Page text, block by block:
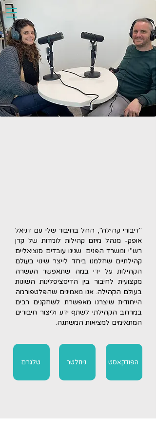
"דיבורי קהילה", החל בחיבור שלי עם דניאל
אופק- מנהל מיזם קהילות לומדות של קרן
רש"י ומשרד הפנים. שנינו עובדים סוציאליים
קהילתיים שחלמנו ביחד לייצר שינוי בעולם
הקהילות על ידי במה שתאפשר העשרה
מקצועית לחיבור בין הדיסציפלינות השונות
בעולם הקהילה. אנו מאמינים שהפלטפורמה
הייחודית שיצרנו מאפשרת לשחקנים רבים
במרחב הקהילתי לשתף ידע וליצור חיבורים
המתאימים למציאות המשתנה.
טלגרם ניוזלטר הפודקאסט